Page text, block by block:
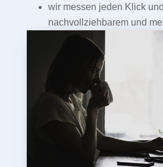
wir messen jeden Klick
nachvollziehbarem und